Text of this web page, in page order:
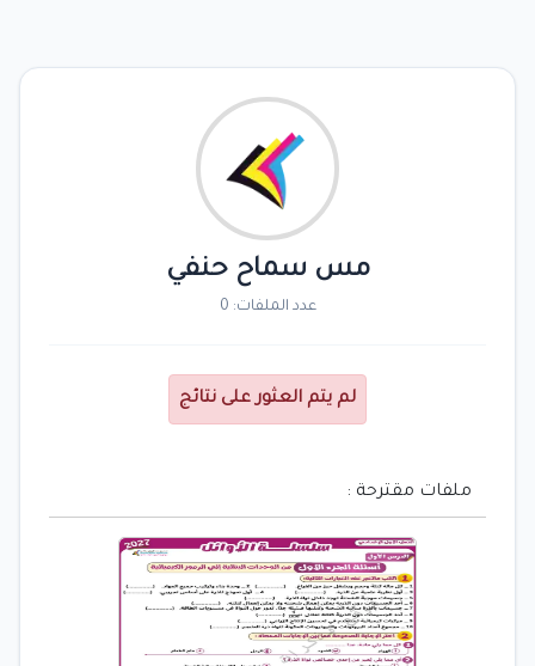
مس سماح حنفي
عدد الملفات: 0
لم يتم العثور على نتائج
ملفات مقترحة :